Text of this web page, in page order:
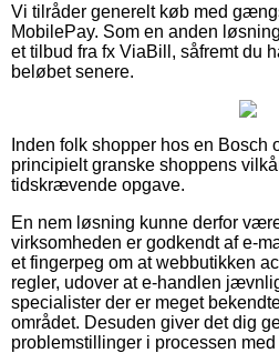
Vi tilråder generelt køb med
MobilePay. Som en anden
et tilbud fra fx ViaBill, såfremt du
beløbet senere.
Inden folk shopper hos en Bosch
principielt granske shoppens
tidskrævende opgave.
En nem løsning kunne derfor
virksomheden er godkendt af e-
et fingerpeg om at webbutikken
regler, udover at e-handlen
specialister der er meget
området. Desuden giver det dig
problemstillinger i processen